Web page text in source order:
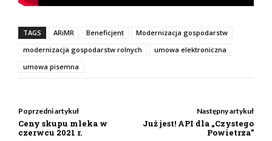
TAGS ARiMR Beneficjent
Modernizacja gospodarstw
modernizacja gospodarstw rolnych
umowa elektroniczna
umowa pisemna
Poprzedni artykuł
Ceny skupu mleka w
czerwcu 2021 r.
Następny artykuł
Już jest! API dla „Czystego
Powietrza”